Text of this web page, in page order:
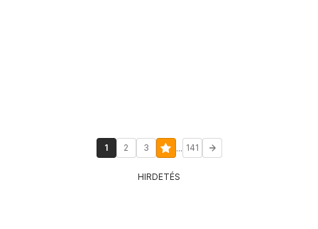
1 2 3 ... 141
HIRDETÉS